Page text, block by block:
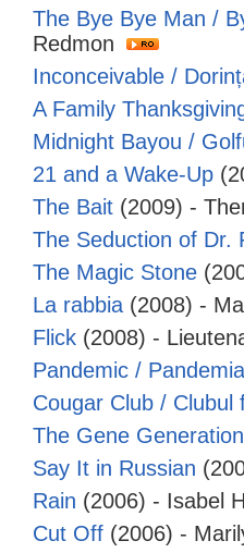
The Bye Bye Man /
Redmon
Inconceivable /
A Family
Midnight Bayou /
21 and a Wake-Up
The Bait (2009) -
The Seduction of Dr.
The Magic Stone
La rabbia (2008) -
Flick (2008) -
Pandemic / Pandemia
Cougar Club / Clubul
The Gene
Say It in Russian
Rain (2006) - Isabel
Cut Off (2006) -